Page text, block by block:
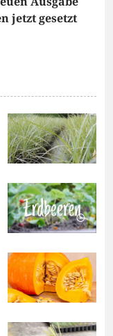
jetzt gesetzt